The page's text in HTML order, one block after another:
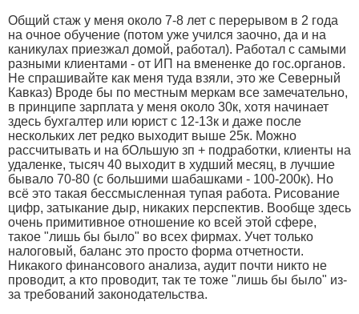
Общий стаж у меня около 7-8 лет с перерывом в 2 года
на очное обучение (потом уже учился заочно, да и на
каникулах приезжал домой, работал). Работал с самыми
разными клиентами - от ИП на вмененке до гос.органов.
Не спрашивайте как меня туда взяли, это же Северный
Кавказ) Вроде бы по местным меркам все замечательно,
в принципе зарплата у меня около 30к, хотя начинает
здесь бухгалтер или юрист с 12-13к и даже после
нескольких лет редко выходит выше 25к. Можно
рассчитывать и на бОльшую зп + подработки, клиенты на
удаленке, тысяч 40 выходит в худший месяц, в лучшие
бывало 70-80 (с большими шабашками - 100-200к). Но
всё это такая бессмысленная тупая работа. Рисование
цифр, затыкание дыр, никаких перспектив. Вообще здесь
очень примитивное отношение ко всей этой сфере,
такое "лишь бы было" во всех фирмах. Учет только
налоговый, баланс это просто форма отчетности.
Никакого финансового анализа, аудит почти никто не
проводит, а кто проводит, так те тоже "лишь бы было" из-
за требований законодательства.